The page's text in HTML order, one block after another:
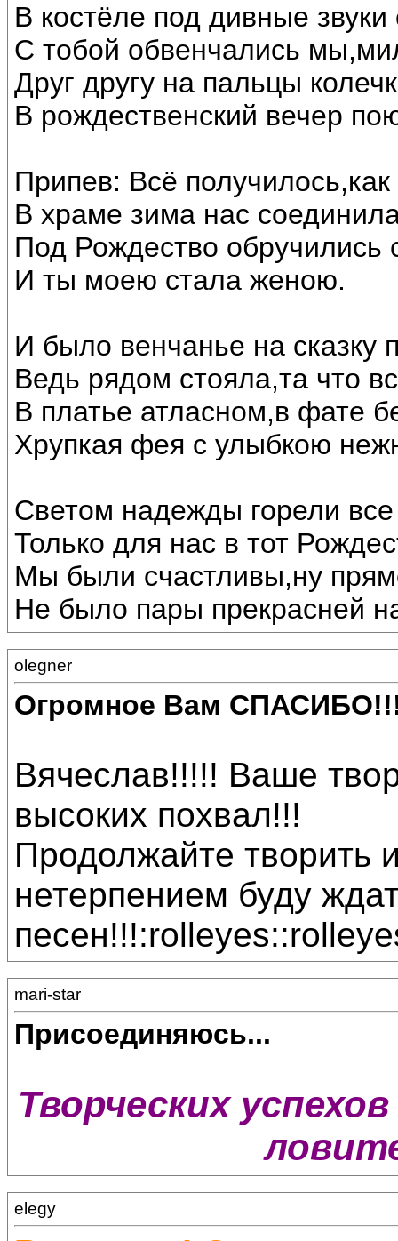
В костёле под дивные звуки
С тобой обвенчались
Друг другу на пальцы
В рождественский вечер
Припев: Всё
В храме зима нас
Под Рождество обручились
И ты моею стала женою.
И было венчанье на сказку
Ведь рядом стояла,та что
В платье атласном,в фате
Хрупкая фея с улыбкою
Светом надежды горели все
Только для нас в тот
Мы были счастливы,ну
Не было пары прекрасней
olegner
Огромное Вам
Вячеслав!!!!! Ваше
высоких похвал!!!
Продолжайте творить
нетерпением буду
mari-star
Присоединяюсь...
Творческих
elegy